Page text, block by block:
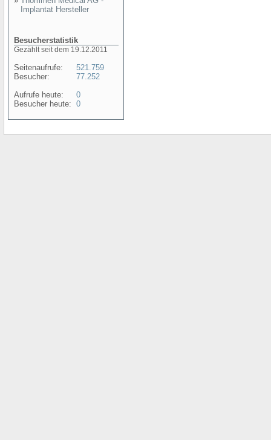
Implantat Hersteller
Besucherstatistik
Gezählt seit dem 19.12.2011
Seitenaufrufe:
Besucher:
Aufrufe heute:
Besucher heute:
521.759
77.252
0
0